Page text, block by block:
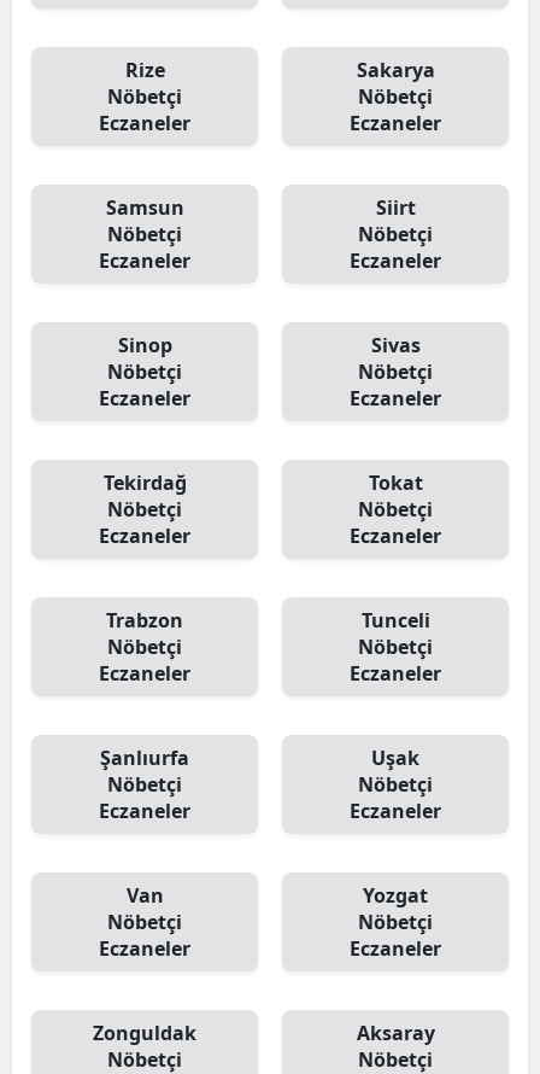
Rize
Nöbetçi
Eczaneler
Sakarya
Nöbetçi
Eczaneler
Samsun
Nöbetçi
Eczaneler
Siirt
Nöbetçi
Eczaneler
Sinop
Nöbetçi
Eczaneler
Sivas
Nöbetçi
Eczaneler
Tekirdağ
Nöbetçi
Eczaneler
Tokat
Nöbetçi
Eczaneler
Trabzon
Nöbetçi
Eczaneler
Tunceli
Nöbetçi
Eczaneler
Şanlıurfa
Nöbetçi
Eczaneler
Uşak
Nöbetçi
Eczaneler
Van
Nöbetçi
Eczaneler
Yozgat
Nöbetçi
Eczaneler
Zonguldak
Nöbetçi
Aksaray
Nöbetçi